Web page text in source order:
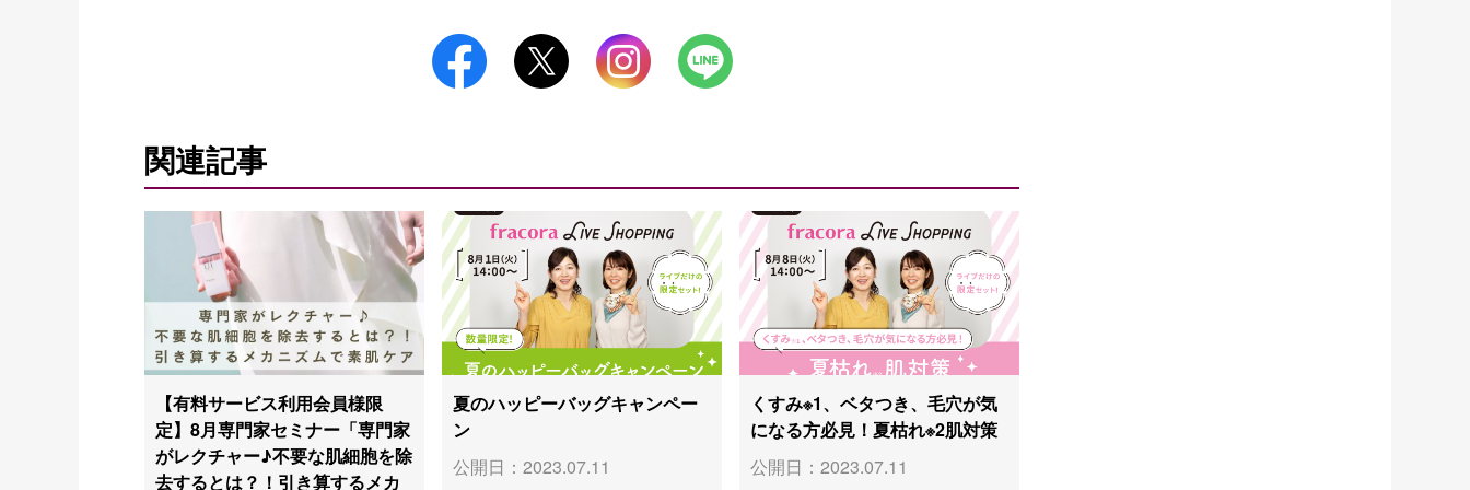
関連記事
【有料サービス利用会員様限
定】8月専門家セミナー「専門家
がレクチャー♪不要な肌細胞を除
去するとは？！引き算するメカ
夏のハッピーバッグキャンペー
ン
公開日：2023.07.11
くすみ※1、ベタつき、毛穴が気
になる方必見！夏枯れ※2肌対策
公開日：2023.07.11